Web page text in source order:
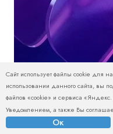
Сайт использует файлы cookie для
использовании данного сайта, вы
файлов «cookie» и сервиса «Яндекс.
Уведомлением, а также Вы
Ок